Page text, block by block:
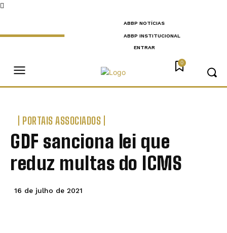
ABBP NOTÍCIAS
ABBP INSTITUCIONAL
ENTRAR
0
PORTAIS ASSOCIADOS
GDF sanciona lei que
reduz multas do ICMS
16 de julho de 2021